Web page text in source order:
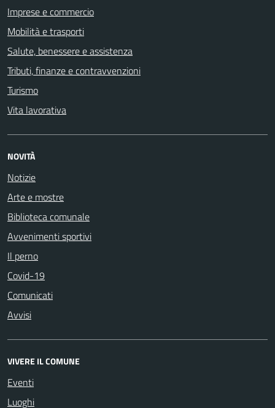
Imprese e commercio
Mobilità e trasporti
Salute, benessere e assistenza
Tributi, finanze e contravvenzioni
Turismo
Vita lavorativa
NOVITÀ
Notizie
Arte e mostre
Biblioteca comunale
Avvenimenti sportivi
Il perno
Covid-19
Comunicati
Avvisi
VIVERE IL COMUNE
Eventi
Luoghi